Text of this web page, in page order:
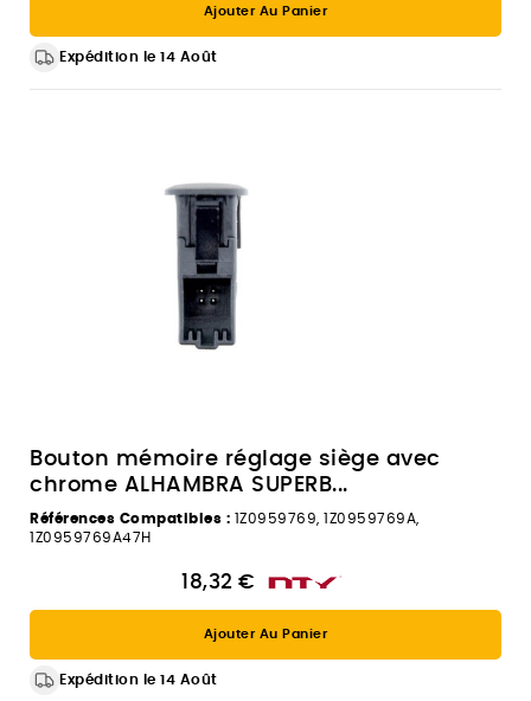
Ajouter Au Panier
Expédition le 14 Août
Bouton mémoire réglage siège avec
chrome ALHAMBRA SUPERB...
Références Compatibles : 1Z0959769, 1Z0959769A,
1Z0959769A47H
18,32 €
Ajouter Au Panier
Expédition le 14 Août